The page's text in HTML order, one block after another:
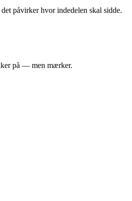
påvirker hvor indedelen skal sidde.
på — men mærker.